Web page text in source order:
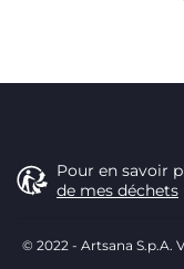
Pour en savoir
de mes déchets
© 2022 - Artsana S.p.A.